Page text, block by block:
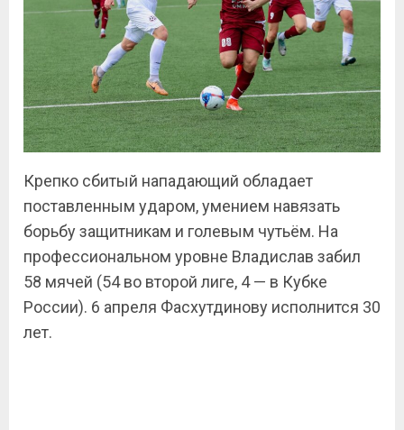
Крепко сбитый нападающий обладает
поставленным ударом, умением навязать
борьбу защитникам и голевым чутьём. На
профессиональном уровне Владислав забил
58 мячей (54 во второй лиге, 4 — в Кубке
России). 6 апреля Фасхутдинову исполнится 30
лет.